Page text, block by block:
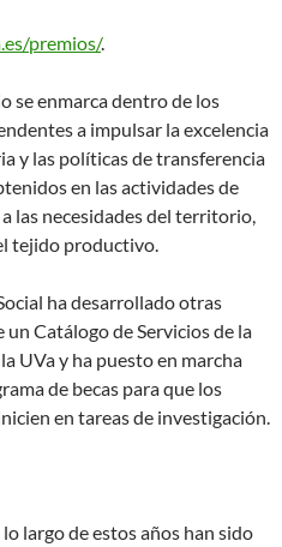
premios/.
se enmarca dentro de los
a impulsar la excelencia
y las políticas de transferencia
en las actividades de
las necesidades del territorio,
tejido productivo.
ha desarrollado otras
Catálogo de Servicios de la
UVa y ha puesto en marcha
de becas para que los
en tareas de investigación.
largo de estos años han sido